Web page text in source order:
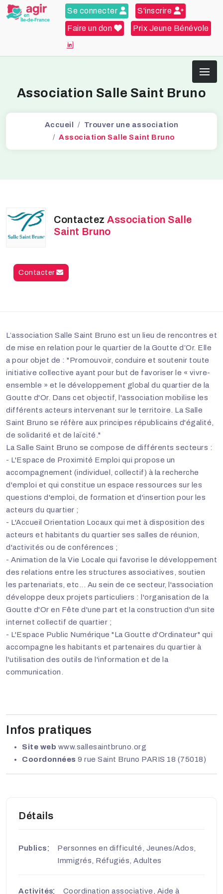
Se connecter S'inscrire
Faire un don Prix Jeune Bénévole
Association Salle Saint Bruno
Accueil
Trouver une association
Association Salle Saint Bruno
Contactez Association Salle
Saint Bruno
Contacter
L’association Salle Saint Bruno est un lieu de rencontres et
de mise en relation pour le quartier de la Goutte d’Or. Elle
a pour objet de : "Promouvoir, conduire et soutenir toute
initiative collective ayant pour but de favoriser le « vivre-
ensemble » et le développement global du quartier de la
Goutte d'Or. Dans cet objectif, l'association mobilise les
différents acteurs intervenant sur le territoire. La Salle
Saint Bruno se réfère aux principes républicains d'égalité,
de solidarité et de laïcité."
La Salle Saint Bruno se compose de différents secteurs :
- L'Espace de Proximité Emploi qui propose un
accompagnement (individuel, collectif) à la recherche
d'emploi et qui constitue un espace ressources sur les
questions d'emploi, de formation et d'insertion pour les
acteurs du quartier ;
- L'Accueil Orientation Locaux qui met à disposition des
acteurs et habitants du quartier ses salles de réunion,
d'activités ou de conférences ;
- Animation de la Vie Locale qui favorise le développement
des relations entre les structures associatives, soutien
les partenariats, etc... Au sein de ce secteur, l'association
développe deux projets particuliers : l'organisation de la
Goutte d'Or en Fête d'une part et la construction d'un site
internet collectif de quartier ;
- L'Espace Public Numérique "La Goutte d'Ordinateur" qui
accompagne les habitants et partenaires du quartier à
l'utilisation des outils de l'information et de la
communication.
Infos pratiques
Site web www.sallesaintbruno.org
Coordonnées 9 rue Saint Bruno PARIS 18 (75018)
Détails
Publics
Personnes en difficulté, Jeunes/Ados,
Immigrés, Réfugiés, Adultes
Activités Coordination associative, Aide à